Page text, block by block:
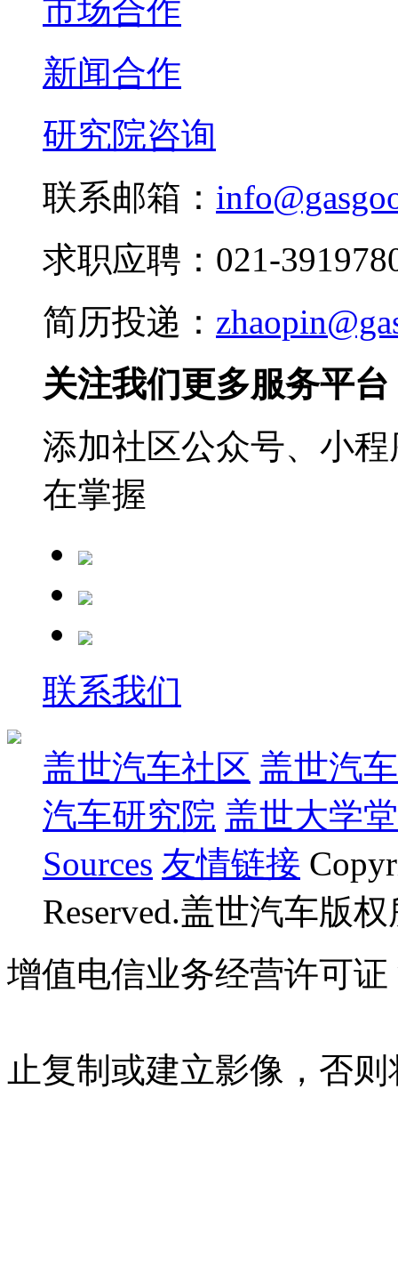
市场合作
新闻合作
研究院咨询
联系邮箱：
求职应聘：021-
简历投递：
关注我们更多服务平台
添加社区公众号、小
在掌握
联系我们
盖世汽车社区 盖世汽
汽车研究院 盖世大学堂
Sources 友情链接
Reserved.盖世汽车版
增值电信业务经营许可证
止复制或建立影像，否